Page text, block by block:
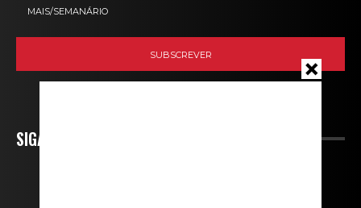
MAIS/SEMANÁRIO
SIGA-NOS